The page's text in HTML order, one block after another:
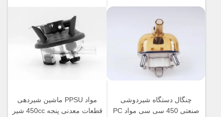
چنگال دستگاه شیردوشی
صنعتی 450 سی سی مواد PC
مواد PPSU ماشین شیردهی
قطعات معدنی پنجه 450cc شیر